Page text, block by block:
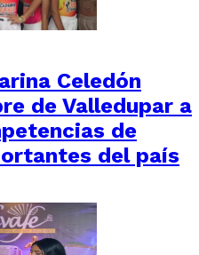
Celedón
de Valledupar a
de
del país